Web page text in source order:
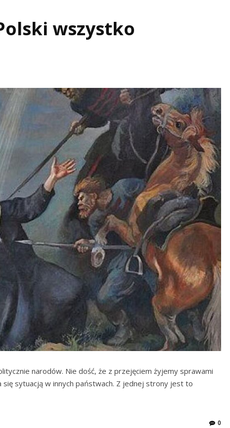
wszystko
narodów. Nie dość, że z przejęciem żyjemy sprawami
sytuacją w innych państwach. Z jednej strony jest to
0